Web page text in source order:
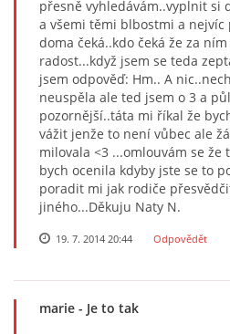
přesně vyhledávám..vyplnit si
a všemi těmi blbostmi a
doma čeká..kdo čeká že za
radost...když jsem se teda
jsem odpověď: Hm.. A
neuspěla ale ted jsem o 3 a
pozornější..táta mi říkal že
vážit jenže to není vůbec ale
milovala <3 ...omlouvám se že
bych ocenila kdyby jste se to
poradit mi jak rodiče
jiného...Děkuju Naty N.
19. 7. 2014 20:44 Odpovědět
marie - Je to tak